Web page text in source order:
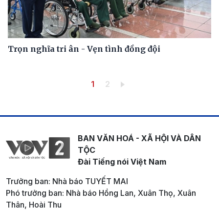
Trọn nghĩa tri ân - Vẹn tình đồng đội
Trang hiện thời
1 Trang
2
BAN VĂN HOÁ - XÃ HỘI VÀ DÂN
TỘC
Đài Tiếng nói Việt Nam
Trưởng ban: Nhà báo TUYẾT MAI
Phó trưởng ban: Nhà báo Hồng Lan, Xuân Thọ, Xuân
Thân, Hoài Thu